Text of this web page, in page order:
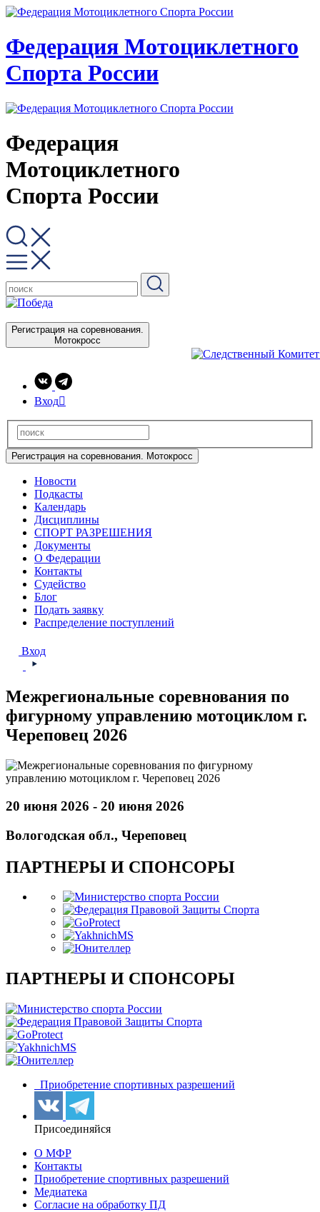
Федерация Мотоциклетного
Спорта России
Федерация
Мотоциклетного
Спорта России
Регистрация на соревнования.
Мотокросс
Вход
Регистрация на соревнования. Мотокросс
Новости
Подкасты
Календарь
Дисциплины
СПОРТ РАЗРЕШЕНИЯ
Документы
О Федерации
Контакты
Судейство
Блог
Подать заявку
Распределение поступлений
Вход
Межрегиональные соревнования по
фигурному управлению мотоциклом г.
Череповец 2026
20 июня 2026 - 20 июня 2026
Вологодская обл., Череповец
ПАРТНЕРЫ И СПОНСОРЫ
ПАРТНЕРЫ И СПОНСОРЫ
Приобретение спортивных разрешений
Присоединяйся
О МФР
Контакты
Приобретение спортивных разрешений
Медиатека
Согласие на обработку ПД